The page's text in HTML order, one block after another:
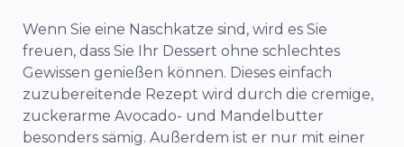
Wenn Sie eine Naschkatze sind, wird es Sie
freuen, dass Sie Ihr Dessert ohne schlechtes
Gewissen genießen können. Dieses einfach
zuzubereitende Rezept wird durch die cremige,
zuckerarme Avocado- und Mandelbutter
besonders sämig. Außerdem ist er nur mit einer